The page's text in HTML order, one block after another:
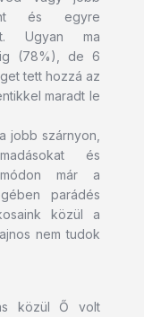
és egyre
Ugyan ma
(78%), de 6
tett hozzá az
maradt le
jobb szárnyon,
és
már a
parádés
közül a
nem tudok
közül Ő volt